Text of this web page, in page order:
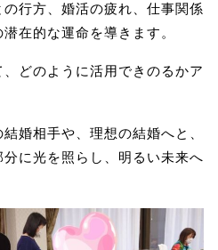
行方、婚活の疲れ、仕事関係
在的な運命を導きます。
どのように活用できのるかア
婚相手や、理想の結婚へと、
に光を照らし、明るい未来へ